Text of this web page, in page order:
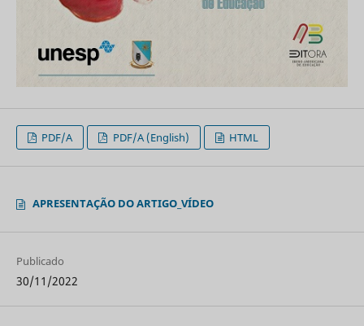
PDF/A PDF/A (English) HTML
APRESENTAÇÃO DO ARTIGO_VÍDEO
Publicado
30/11/2022